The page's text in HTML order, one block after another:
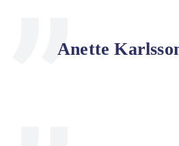
Anette